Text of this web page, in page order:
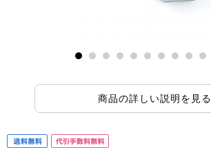
商品の詳しい説明を見る